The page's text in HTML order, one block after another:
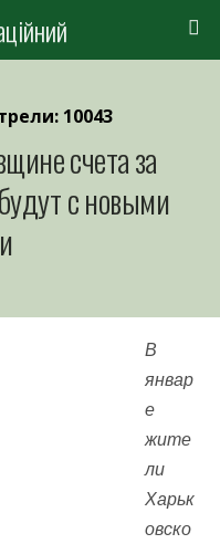
10043
счета за
с новыми
В
январ
е
жите
ли
Харьк
овско